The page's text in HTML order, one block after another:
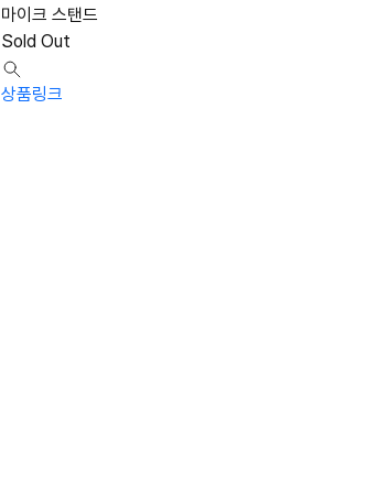
마이크 스탠드
Sold Out
상품링크